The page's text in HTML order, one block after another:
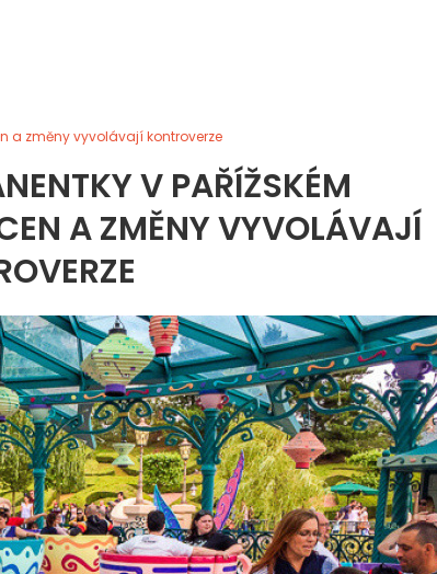
a změny vyvolávají kontroverze
V PAŘÍŽSKÉM
A ZMĚNY VYVOLÁVAJÍ